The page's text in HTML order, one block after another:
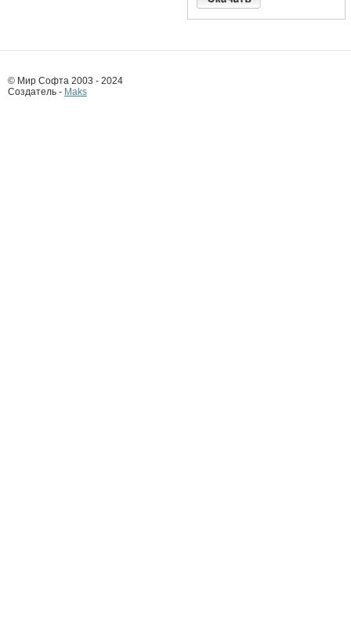
© Мир Софта 2003 - 2024
Создатель - Maks